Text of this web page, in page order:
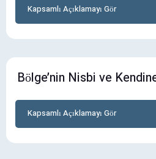
Kapsamlı Açıklamayı Gör
Bölge’nin Nisbi ve
Kapsamlı Açıklamayı Gör